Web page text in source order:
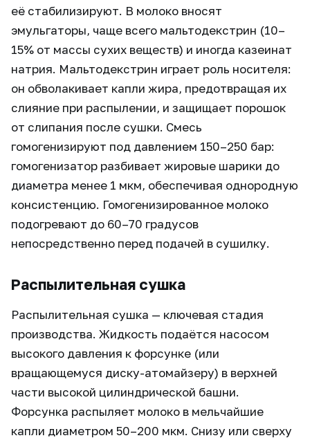
её стабилизируют. В молоко вносят
эмульгаторы, чаще всего мальтодекстрин (10–
15% от массы сухих веществ) и иногда казеинат
натрия. Мальтодекстрин играет роль носителя:
он обволакивает капли жира, предотвращая их
слияние при распылении, и защищает порошок
от слипания после сушки. Смесь
гомогенизируют под давлением 150–250 бар:
гомогенизатор разбивает жировые шарики до
диаметра менее 1 мкм, обеспечивая однородную
консистенцию. Гомогенизированное молоко
подогревают до 60–70 градусов
непосредственно перед подачей в сушилку.
Распылительная сушка
Распылительная сушка — ключевая стадия
производства. Жидкость подаётся насосом
высокого давления к форсунке (или
вращающемуся диску-атомайзеру) в верхней
части высокой цилиндрической башни.
Форсунка распыляет молоко в мельчайшие
капли диаметром 50–200 мкм. Снизу или сверху